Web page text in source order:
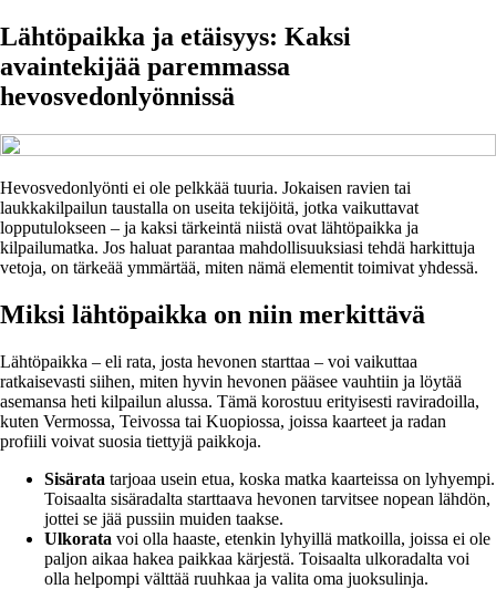
Lähtöpaikka ja etäisyys: Kaksi
avaintekijää paremmassa
hevosvedonlyönnissä
Hevosvedonlyönti ei ole pelkkää tuuria. Jokaisen ravien tai
laukkakilpailun taustalla on useita tekijöitä, jotka vaikuttavat
lopputulokseen – ja kaksi tärkeintä niistä ovat lähtöpaikka ja
kilpailumatka. Jos haluat parantaa mahdollisuuksiasi tehdä harkittuja
vetoja, on tärkeää ymmärtää, miten nämä elementit toimivat yhdessä.
Miksi lähtöpaikka on niin merkittävä
Lähtöpaikka – eli rata, josta hevonen starttaa – voi vaikuttaa
ratkaisevasti siihen, miten hyvin hevonen pääsee vauhtiin ja löytää
asemansa heti kilpailun alussa. Tämä korostuu erityisesti raviradoilla,
kuten Vermossa, Teivossa tai Kuopiossa, joissa kaarteet ja radan
profiili voivat suosia tiettyjä paikkoja.
Sisärata tarjoaa usein etua, koska matka kaarteissa on lyhyempi.
Toisaalta sisäradalta starttaava hevonen tarvitsee nopean lähdön,
jottei se jää pussiin muiden taakse.
Ulkorata voi olla haaste, etenkin lyhyillä matkoilla, joissa ei ole
paljon aikaa hakea paikkaa kärjestä. Toisaalta ulkoradalta voi
olla helpompi välttää ruuhkaa ja valita oma juoksulinja.